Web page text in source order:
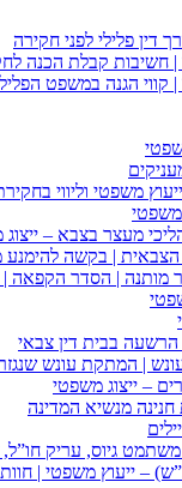
דין פלילי לפני חקירה
| חשיבות קבלת הכנה
קווי הגנה במשפט
משפטי וליווי
משפטי
מעצר בצבא –
הצבאית | בקשה
מותנה | הסדר הקפאה
הרשעה בבית דין צבאי
| המתקת עונש
– ייצוג משפטי
מנשיא המדינה
גיוס, עריק חו”ל,
– ייעוץ משפטי | חוות